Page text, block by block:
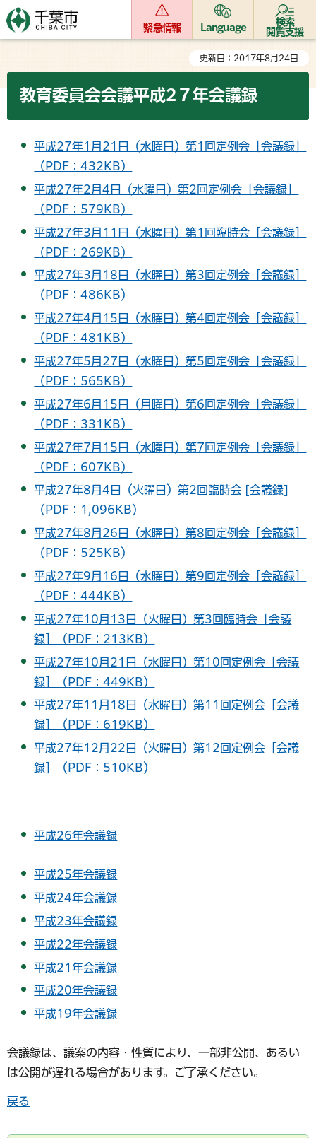
緊急情報 Language
検索
閲覧支援
更新日：2017年8月24日
教育委員会会議平成2７年会議録
平成27年1月21日（水曜日）第1回定例会［会議録］
（PDF：432KB）
平成27年2月4日（水曜日）第2回定例会［会議録］
（PDF：579KB）
平成27年3月11日（水曜日）第1回臨時会［会議録］
（PDF：269KB）
平成27年3月18日（水曜日）第3回定例会［会議録］
（PDF：486KB）
平成27年4月15日（水曜日）第4回定例会［会議録］
（PDF：481KB）
平成27年5月27日（水曜日）第5回定例会［会議録］
（PDF：565KB）
平成27年6月15日（月曜日）第6回定例会［会議録］
（PDF：331KB）
平成27年7月15日（水曜日）第7回定例会［会議録］
（PDF：607KB）
平成27年8月4日（火曜日）第2回臨時会 [会議録]
（PDF：1,096KB）
平成27年8月26日（水曜日）第8回定例会［会議録］
（PDF：525KB）
平成27年9月16日（水曜日）第9回定例会［会議録］
（PDF：444KB）
平成27年10月13日（火曜日）第3回臨時会［会議
録］（PDF：213KB）
平成27年10月21日（水曜日）第10回定例会［会議
録］（PDF：449KB）
平成27年11月18日（水曜日）第11回定例会［会議
録］（PDF：619KB）
平成27年12月22日（火曜日）第12回定例会［会議
録］（PDF：510KB）
平成26年会議録
平成25年会議録
平成24年会議録
平成23年会議録
平成22年会議録
平成21年会議録
平成20年会議録
平成19年会議録
会議録は、議案の内容・性質により、一部非公開、あるい
は公開が遅れる場合があります。ご了承ください。
戻る